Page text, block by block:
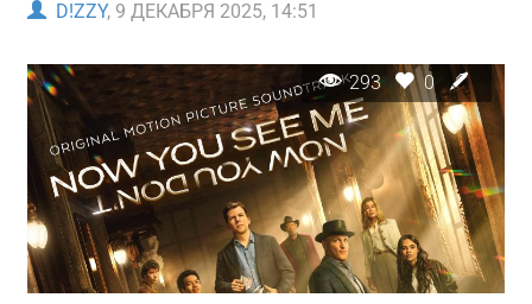
D!ZZY, 9 ДЕКАБРЯ 2025, 14:51
293 0